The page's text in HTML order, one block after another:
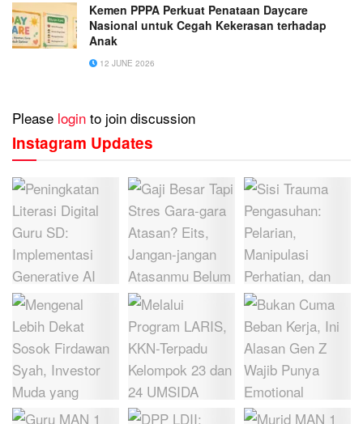
Kemen PPPA Perkuat Penataan Daycare
Nasional untuk Cegah Kekerasan terhadap
Anak
12 JUNE 2026
Please login to join discussion
Instagram Updates